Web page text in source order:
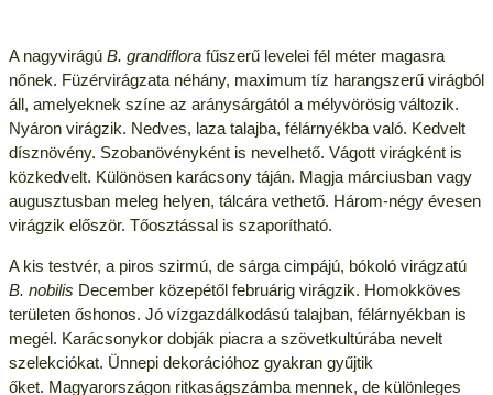
A nagyvirágú B. grandiflorafűszerű levelei fél méter magasra
nőnek. Füzérvirágzata néhány, maximum tíz harangszerű virágból
áll, amelyeknek színe az aránysárgától a mélyvörösig változik.
Nyáron virágzik. Nedves, laza talajba, félárnyékba való. Kedvelt
dísznövény. Szobanövényként is nevelhető. Vágott virágként is
közkedvelt. Különösen karácsony táján. Magja márciusban vagy
augusztusban meleg helyen, tálcára vethető. Három-négy évesen
virágzik először. Tőosztással is szaporítható.
A kis testvér, a piros szirmú, de sárga cimpájú, bókoló virágzatú
B. nobilis December közepétől februárig virágzik. Homokköves
területen őshonos. Jó vízgazdálkodású talajban, félárnyékban is
megél. Karácsonykor dobják piacra a szövetkultúrába nevelt
szelekciókat. Ünnepi dekorációhoz gyakran gyűjtik
őket. Magyarországon ritkaságszámba mennek, de különleges